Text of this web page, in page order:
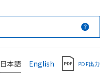
日本語 English PDF出力